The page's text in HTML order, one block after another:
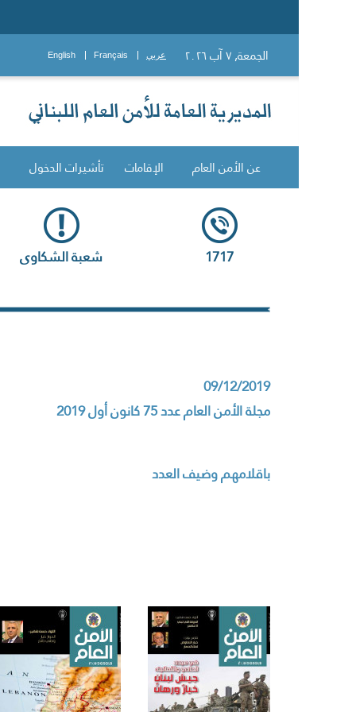
الجمعة, ٧ آب ٢٠٢٦ عربي Français
English
عن الأمن العام الإقامات تأشيرات الدخول
1717 شعبة الشكاوى
09/12/2019
مجلة الأمن العام عدد 75 كانون أول 2019
باقلامهم وضيف العدد